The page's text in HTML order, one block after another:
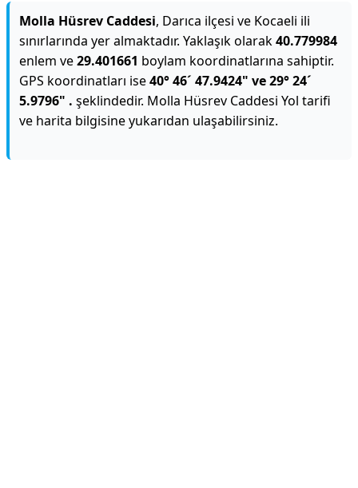
Molla Hüsrev Caddesi, Darıca ilçesi ve Kocaeli ili
sınırlarında yer almaktadır. Yaklaşık olarak40.779984
enlem ve29.401661 boylam koordinatlarına sahiptir.
GPS koordinatları ise40° 46´ 47.9424" ve 29° 24´
5.9796" . şeklindedir. Molla Hüsrev Caddesi Yol tarifi
ve harita bilgisine yukarıdan ulaşabilirsiniz.